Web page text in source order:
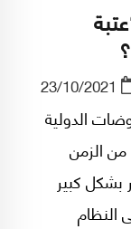
23/10/2021
الدولية
من الزمن
بشكل كبير
النظام